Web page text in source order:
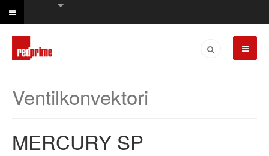
Ventilkonvektori
MERCURY SP